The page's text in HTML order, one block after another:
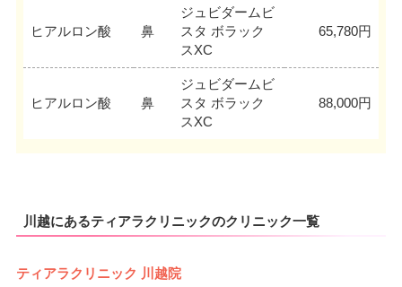
ヒアルロン酸 鼻
ジュビダームビ
スタ ボラック
スXC
65,780円
ヒアルロン酸 鼻
ジュビダームビ
スタ ボラック
スXC
88,000円
川越にあるティアラクリニックのクリニック一覧
ティアラクリニック 川越院